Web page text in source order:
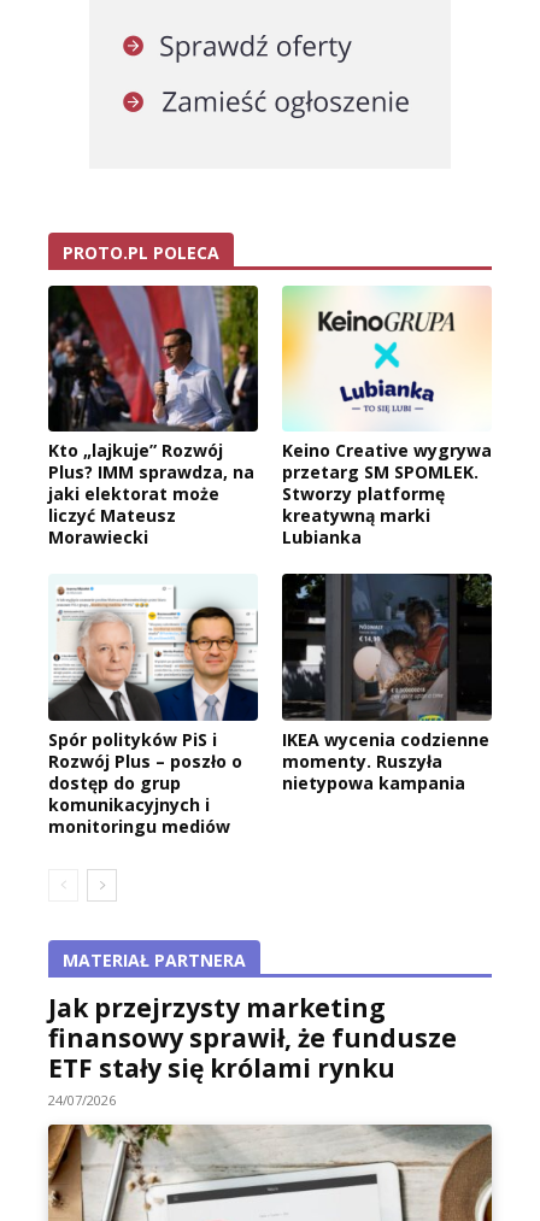
PROTO.PL POLECA
Kto „lajkuje” Rozwój
Plus? IMM sprawdza, na
jaki elektorat może
liczyć Mateusz
Morawiecki
Keino Creative wygrywa
przetarg SM SPOMLEK.
Stworzy platformę
kreatywną marki
Lubianka
Spór polityków PiS i
Rozwój Plus – poszło o
dostęp do grup
komunikacyjnych i
monitoringu mediów
IKEA wycenia codzienne
momenty. Ruszyła
nietypowa kampania
MATERIAŁ PARTNERA
Jak przejrzysty marketing
finansowy sprawił, że fundusze
ETF stały się królami rynku
24/07/2026